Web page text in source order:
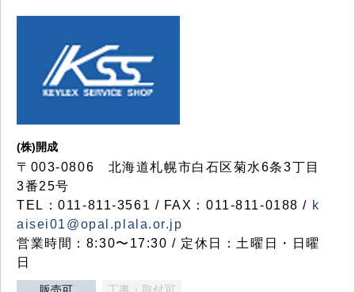
(株)開成
〒003-0806 北海道札幌市白石区菊水6条3丁目
3番25号
TEL：011-811-3561 / FAX：011-811-0188 / k
aisei01@opal.plala.or.jp
営業時間：8:30〜17:30 / 定休日：土曜日・日曜
日